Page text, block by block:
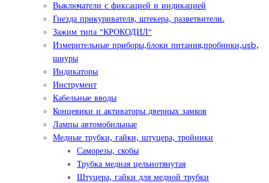
Выключатели с фиксацией и индикацией
Гнезда прикуривателя, штекера, разветвители.
Зажим типа "КРОКОДИЛ"
Измерительные приборы,блоки питания,пробники,usb,
шнуры
Индикаторы
Инструмент
Кабельные вводы
Концевики и активаторы дверных замков
Лампы автомобильные
Медные трубки, гайки, штуцера, тройники
Саморезы, скобы
Трубка медная цельнотянутая
Штуцера, гайки для медной трубки